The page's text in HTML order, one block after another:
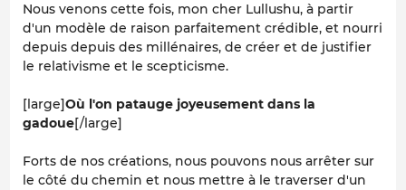
Nous venons cette fois, mon cher Lullushu, à partir
d'un modèle de raison parfaitement crédible, et nourri
depuis depuis des millénaires, de créer et de justifier
le relativisme et le scepticisme.
[large]Où l'on patauge joyeusement dans la
gadoue[/large]
Forts de nos créations, nous pouvons nous arrêter sur
le côté du chemin et nous mettre à le traverser d'un